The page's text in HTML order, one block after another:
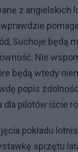
z angielskich
Suchoje będą
Nie
będą wtedy
popis
dla pilotów iście
pokładu
sprzętu